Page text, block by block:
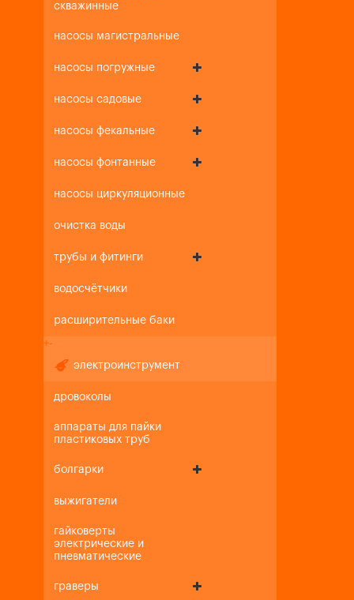
скважинные
насосы магистральные
насосы погружные
насосы садовые
насосы фекальные
насосы фонтанные
насосы циркуляционные
очистка воды
трубы и фитинги
водосчётчики
расширительные баки
+-
электроинструмент
дровоколы
аппараты для пайки
пластиковых труб
болгарки
выжигатели
гайковерты
электрические и
пневматические
граверы